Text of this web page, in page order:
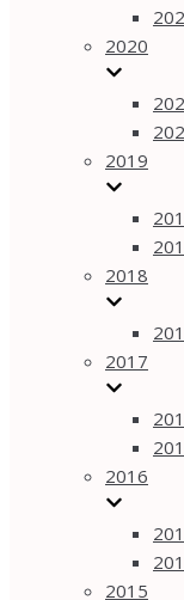
2020
2019
2018
2017
2016
2015